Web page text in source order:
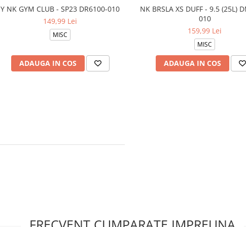
Y NK GYM CLUB - SP23 DR6100-010
149,99 Lei
MISC
ADAUGA IN COS
NK BRSLA XS DUFF - 9.5 (25L)
010
159,99 Lei
MISC
ADAUGA IN COS